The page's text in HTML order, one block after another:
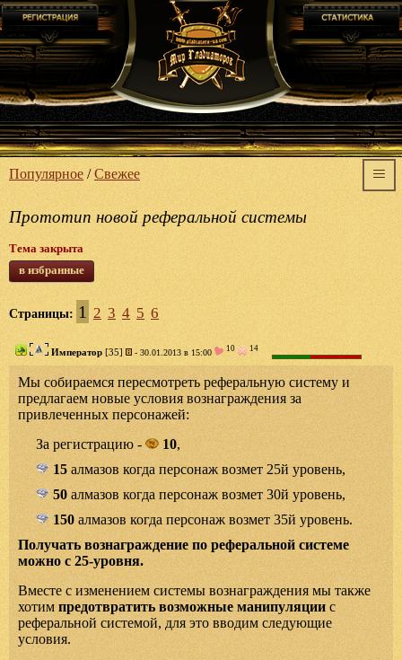
Популярное /Свежее
Прототип новой реферальной системы
Тема закрыта
в избранные
Страницы: 1 2 3 4 5 6
Император [35] - 30.01.2013 в 15:00 10 14
Мы собираемся пересмотреть реферальную систему и
предлагаем новые условия вознаграждения за
привлеченных персонажей:
За регистрацию -
10,
15 алмазов когда персонаж возмет 25й уровень,
50алмазов когда персонаж возмет 30й уровень,
150 алмазов когда персонаж возмет 35й уровень.
Получать вознаграждение по реферальной системе
можно с 25-уровня.
Вместе с изменением системы вознаграждения мы также
хотимпредотвратить возможные манипуляциис
реферальной системой, для это вводим следующие
условия.